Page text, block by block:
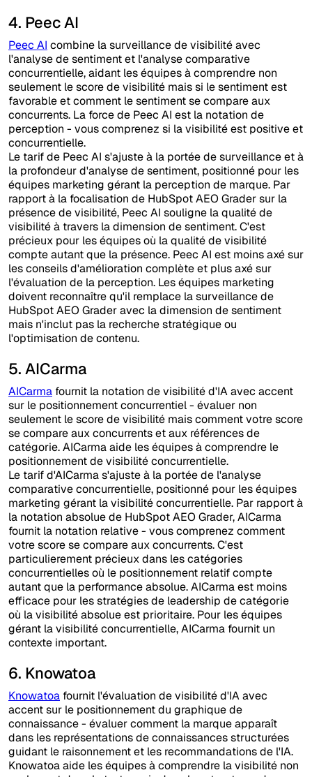
4. Peec AI
Peec AI combine la surveillance de visibilité avec
l'analyse de sentiment et l'analyse comparative
concurrentielle, aidant les équipes à comprendre non
seulement le score de visibilité mais si le sentiment est
favorable et comment le sentiment se compare aux
concurrents. La force de Peec AI est la notation de
perception - vous comprenez si la visibilité est positive et
concurrentielle.
Le tarif de Peec AI s'ajuste à la portée de surveillance et à
la profondeur d'analyse de sentiment, positionné pour les
équipes marketing gérant la perception de marque. Par
rapport à la focalisation de HubSpot AEO Grader sur la
présence de visibilité, Peec AI souligne la qualité de
visibilité à travers la dimension de sentiment. C'est
précieux pour les équipes où la qualité de visibilité
compte autant que la présence. Peec AI est moins axé sur
les conseils d'amélioration complète et plus axé sur
l'évaluation de la perception. Les équipes marketing
doivent reconnaître qu'il remplace la surveillance de
HubSpot AEO Grader avec la dimension de sentiment
mais n'inclut pas la recherche stratégique ou
l'optimisation de contenu.
5. AICarma
AICarma fournit la notation de visibilité d'IA avec accent
sur le positionnement concurrentiel - évaluer non
seulement le score de visibilité mais comment votre score
se compare aux concurrents et aux références de
catégorie. AICarma aide les équipes à comprendre le
positionnement de visibilité concurrentielle.
Le tarif d'AICarma s'ajuste à la portée de l'analyse
comparative concurrentielle, positionné pour les équipes
marketing gérant la visibilité concurrentielle. Par rapport à
la notation absolue de HubSpot AEO Grader, AICarma
fournit la notation relative - vous comprenez comment
votre score se compare aux concurrents. C'est
particulierement précieux dans les catégories
concurrentielles où le positionnement relatif compte
autant que la performance absolue. AICarma est moins
efficace pour les stratégies de leadership de catégorie
où la visibilité absolue est prioritaire. Pour les équipes
gérant la visibilité concurrentielle, AICarma fournit un
contexte important.
6. Knowatoa
Knowatoa fournit l'évaluation de visibilité d'IA avec
accent sur le positionnement du graphique de
connaissance - évaluer comment la marque apparaît
dans les représentations de connaissances structurées
guidant le raisonnement et les recommandations de l'IA.
Knowatoa aide les équipes à comprendre la visibilité non